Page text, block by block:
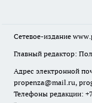
Сетевое-издание
Главный редактор:
Адрес электронной
propenza@mail.ru,
Телефоны редакции: +7